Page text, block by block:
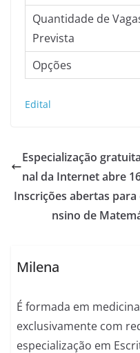
Edital
Especialização
nal da Internet abre
Inscrições abertas
nsino de
Milena
É formada em
exclusivamente com
especialização em